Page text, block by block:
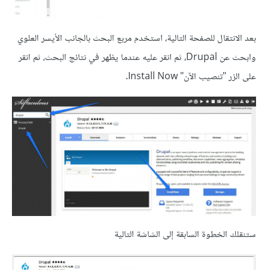
بعد الانتقال للصفحة التالية، استخدم مربع البحث بالجانب الأيسر العلوي
وابحث عن Drupal، ثم انقر عليه عندما يظهر في نتائج البحث، ثم انقر
على الزر "تنصيب الآن" Install Now.
ستنقلك الخطوة السابقة إلى الشاشة التالية